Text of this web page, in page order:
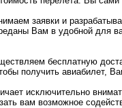
заявки и
Вам в удобной для
бесплатную
получить авиабилет,
исключительно
вам возможное